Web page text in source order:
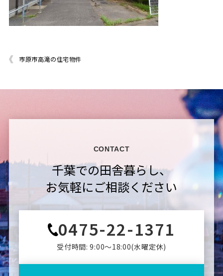
市原市高滝の住宅物件
CONTACT
千葉での田舎暮らし、
お気軽にご相談ください
0475-22-1371
受付時間: 9:00〜18:00(⽔曜定休)